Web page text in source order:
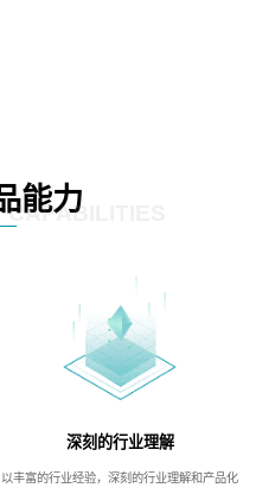
能力
CAPABILITIES
深刻的行业理解
以丰富的行业经验，深刻的行业理解和产品化